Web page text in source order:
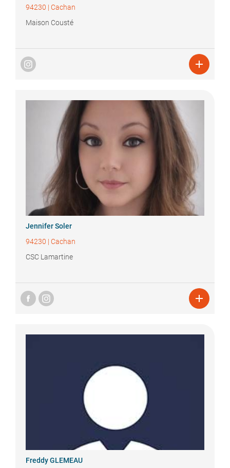
94230 | Cachan
Maison Cousté

JenniferSoler
94230 | Cachan
CSC Lamartine

FreddyGLEMEAU